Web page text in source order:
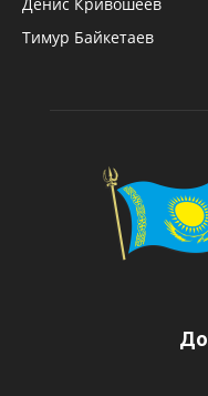
Тимур Байкетаев